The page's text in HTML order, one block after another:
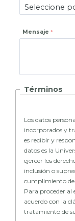
Mensaje
Términos
Los datos
incorporados y
es recibir y
datos es la
ejercer los
inclusión o
cumplimiento de
Para proceder al
acuerdo con la
tratamiento de